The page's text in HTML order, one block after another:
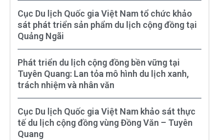
Cục Du lịch Quốc gia Việt Nam tổ chức khảo
sát phát triển sản phẩm du lịch cộng đồng tại
Quảng Ngãi
Phát triển du lịch cộng đồng bền vững tại
Tuyên Quang: Lan tỏa mô hình du lịch xanh,
trách nhiệm và nhân văn
Cục Du lịch Quốc gia Việt Nam khảo sát thực
tế du lịch cộng đồng vùng Đồng Văn – Tuyên
Quang